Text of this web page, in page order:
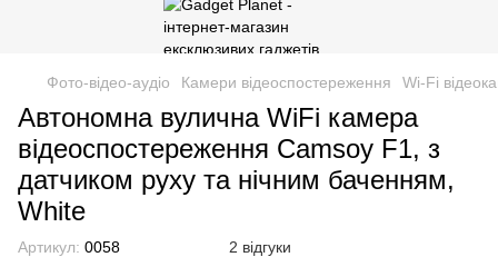
Фото-відео-аудіо Камери відеоспостереження Wi-Fi
Автономна вулична WiFi камера
відеоспостереження Camsoy F1, з
датчиком руху та нічним баченням,
White
Артикул: 0058 2 відгуки